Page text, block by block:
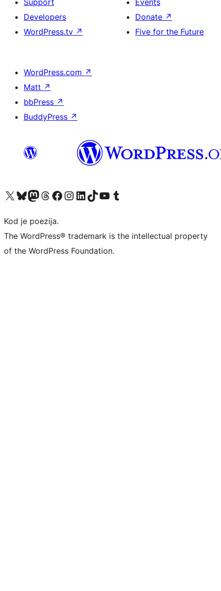
Support
Developers
WordPress.tv ↗
Events
Donate ↗
Five for the Future
WordPress.com ↗
Matt ↗
bbPress ↗
BuddyPress ↗
Visit our X (formerly Twitter) account
Visit our Bluesky account
Visit our Mastodon account
Visit our Threads account
Visit our Facebook page
Visit our Instagram account
Visit our LinkedIn account
Visit our TikTok account
Visit our YouTube channel
Visit our Tumblr account
Kod je poezija.
The WordPress® trademark is the intellectual property
of the WordPress Foundation.